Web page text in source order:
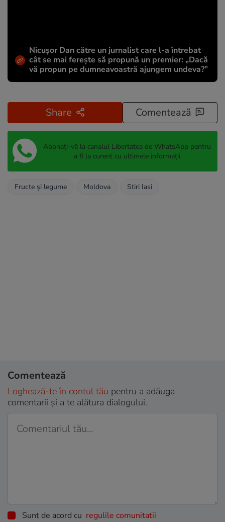
Nicușor Dan către un jurnalist care l-a întrebat
cât se mai ferește să propună un premier: „Dacă
vă propun pe dumneavoastră ajungem undeva?”
Share Comentează
Abonați-vă la canalul Libertatea de WhatsApp pentru
a fi la curent cu ultimele informații
Fructe și legume Moldova Stiri Iasi
Comentează
Loghează-te în contul tău pentru a adăuga
comentarii și a te alătura dialogului.
Sunt de acord cu regulile comunitatii